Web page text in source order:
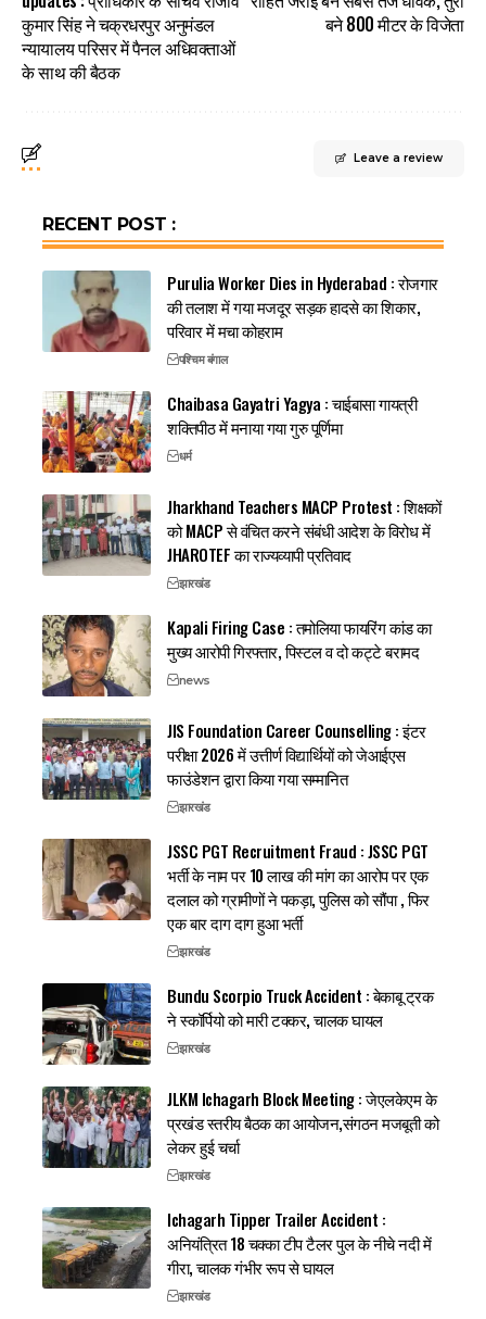
कुमार सिंह ने चक्रधरपुर अनुमंडल
न्यायालय परिसर में पैनल अधिवक्ताओं
के साथ की बैठक
बने 800 मीटर के विजेता
Leave a review
RECENT POST :
Purulia Worker Dies in Hyderabad : रोजगार
की तलाश में गया मजदूर सड़क हादसे का शिकार,
परिवार में मचा कोहराम
पश्चिम बंगाल
Chaibasa Gayatri Yagya : चाईबासा गायत्री
शक्तिपीठ में मनाया गया गुरु पूर्णिमा
धर्म
Jharkhand Teachers MACP Protest : शिक्षकों
को MACP से वंचित करने संबंधी आदेश के विरोध में
JHAROTEF का राज्यव्यापी प्रतिवाद
झारखंड
Kapali Firing Case : तमोलिया फायरिंग कांड का
मुख्य आरोपी गिरफ्तार, पिस्टल व दो कट्टे बरामद
news
JIS Foundation Career Counselling : इंटर
परीक्षा 2026 में उत्तीर्ण विद्यार्थियों को जेआईएस
फाउंडेशन द्वारा किया गया सम्मानित
झारखंड
JSSC PGT Recruitment Fraud : JSSC PGT
भर्ती के नाम पर 10 लाख की मांग का आरोप पर एक
दलाल को ग्रामीणों ने पकड़ा, पुलिस को सौंपा , फिर
एक बार दाग दाग हुआ भर्ती
झारखंड
Bundu Scorpio Truck Accident : बेकाबू ट्रक
ने स्कॉर्पियो को मारी टक्कर, चालक घायल
झारखंड
JLKM Ichagarh Block Meeting : जेएलकेएम के
प्रखंड स्तरीय बैठक का आयोजन,संगठन मजबूती को
लेकर हुई चर्चा
झारखंड
Ichagarh Tipper Trailer Accident :
अनियंत्रित 18 चक्का टीप टैलर पुल के नीचे नदी में
गीरा, चालक गंभीर रूप से घायल
झारखंड